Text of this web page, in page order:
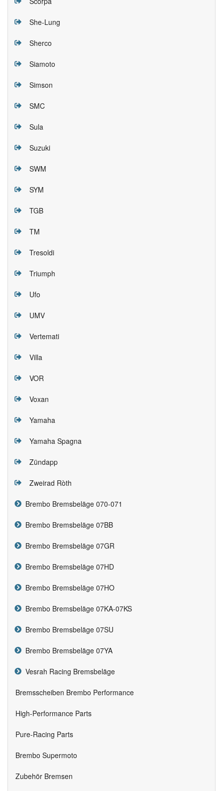
She-Lung
Sherco
Siamoto
Simson
SMC
Sula
Suzuki
SWM
SYM
TGB
TM
Tresoldi
Triumph
Ufo
UMV
Vertemati
Villa
VOR
Voxan
Yamaha
Yamaha Spagna
Zündapp
Zweirad Ròth
Brembo Bremsbeläge 070-071
Brembo Bremsbeläge 07BB
Brembo Bremsbeläge 07GR
Brembo Bremsbeläge 07HD
Brembo Bremsbeläge 07HO
Brembo Bremsbeläge 07KA-07KS
Brembo Bremsbeläge 07SU
Brembo Bremsbeläge 07YA
Vesrah Racing Bremsbeläge
Bremsscheiben Brembo Performance
High-Performance Parts
Pure-Racing Parts
Brembo Supermoto
Zubehör Bremsen